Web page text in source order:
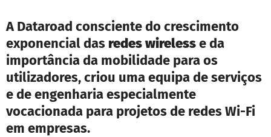
A Dataroad consciente do crescimento
exponencial das redes wirelesse da
importância da mobilidade para os
utilizadores, criou uma equipa de serviços
e de engenharia especialmente
vocacionada para projetos de redes Wi-Fi
em empresas.